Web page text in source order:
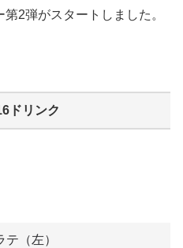
2弾がスタートしました。
ドリンク
（左）